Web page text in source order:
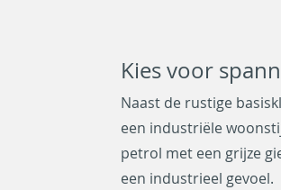
Kies voor
Naast de rustige
een industriële
petrol met een grijze
een industrieel gevoel.